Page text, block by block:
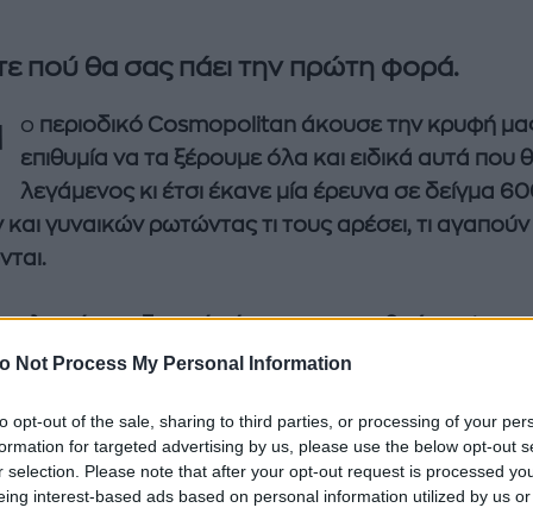
Not Process My Personal Information
opt-out of the sale, sharing to third parties, or processing of your
for targeted advertising by us, please use the below opt-out
selection. Please note that after your opt-out request is processed
interest-based ads based on personal information utilized by us
πού θα σας πάει την πρώτη φορά.
o περιοδικό Cosmopolitan άκουσε την κρυφή
επιθυμία να τα ξέρουμε όλα και ειδικά αυτά που
λεγάμενος κι έτσι έκανε μία έρευνα σε δείγμα
γυναικών ρωτώντας τι τους αρέσει, τι αγαπούν
λοιπόν το ιδανικό μέρος για ραντεβού;Αφήστε
διαγράψτε από τη λίστα σας την περιπέτεια και
και θέλει να βγάλει την υποψήφια κοπέλα
Δεν ξέρουμε εάν θα διαλέξει τα Goody's (λόγω
κυριλέ, πάντως η εν λόγω έρευνα αποδεικνύει
Point of View
καλοκαιρινή
σαλάτα με
φέτα και φράουλες
Nτίνα Νικολάου: «Όταν
έπαθα την πρώτη κρίση
πανικού νόμιζα πως θα